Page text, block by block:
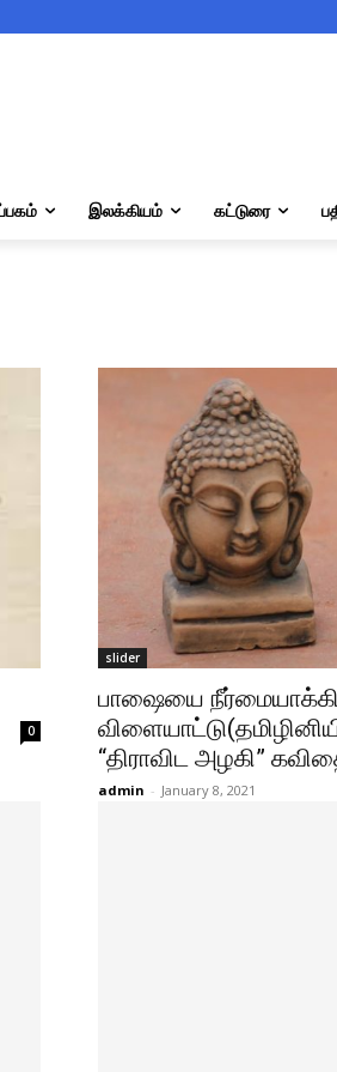
இலக்கியம் கட்டுரை
0
slider
பாஷையை
“திராவிட அழகி”
admin - January 8, 2021